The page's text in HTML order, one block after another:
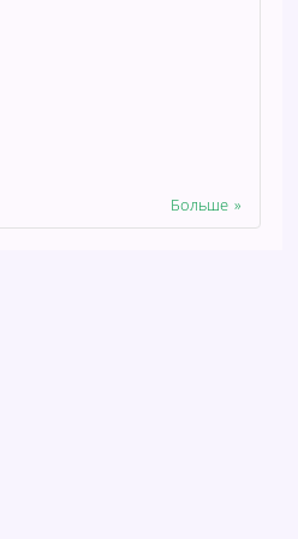
Больше